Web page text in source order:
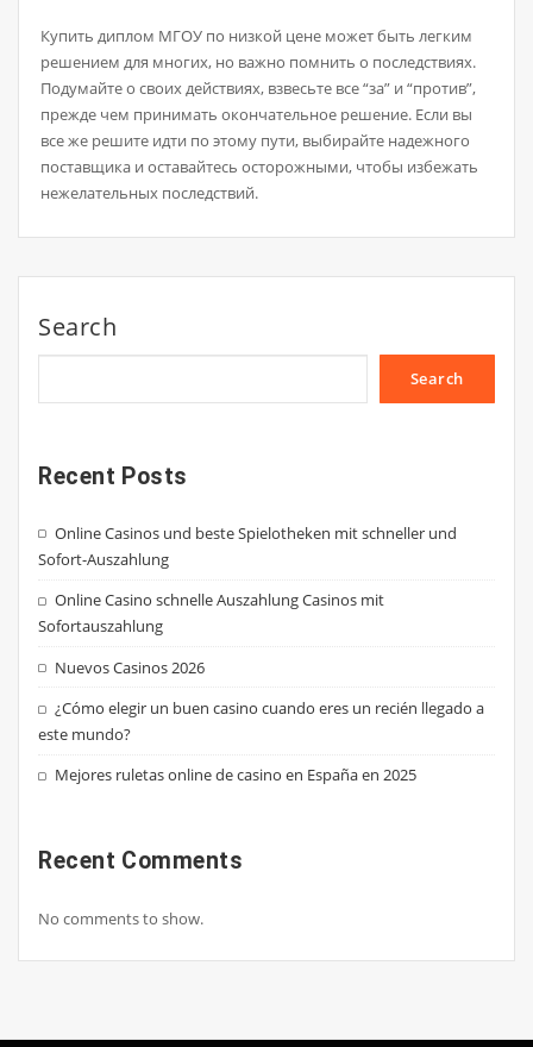
Купить диплом МГОУ по низкой цене может быть легким
решением для многих, но важно помнить о последствиях.
Подумайте о своих действиях, взвесьте все “за” и “против”,
прежде чем принимать окончательное решение. Если вы
все же решите идти по этому пути, выбирайте надежного
поставщика и оставайтесь осторожными, чтобы избежать
нежелательных последствий.
Search
Search
Recent Posts
Online Casinos und beste Spielotheken mit schneller und
Sofort-Auszahlung
Online Casino schnelle Auszahlung Casinos mit
Sofortauszahlung
Nuevos Casinos 2026
¿Cómo elegir un buen casino cuando eres un recién llegado a
este mundo?
Mejores ruletas online de casino en España en 2025
Recent Comments
No comments to show.